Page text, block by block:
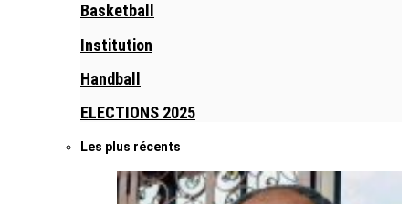
Basketball
Institution
Handball
ELECTIONS 2025
Les plus récents